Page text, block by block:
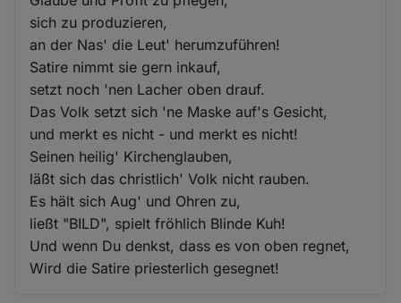
sich zu produzieren,
an der Nas' die Leut' herumzuführen!
Satire nimmt sie gern inkauf,
setzt noch 'nen Lacher oben drauf.
Das Volk setzt sich 'ne Maske auf's Gesicht,
und merkt es nicht - und merkt es nicht!
Seinen heilig' Kirchenglauben,
läßt sich das christlich' Volk nicht rauben.
Es hält sich Aug' und Ohren zu,
ließt "BILD", spielt fröhlich Blinde Kuh!
Und wenn Du denkst, dass es von oben regnet,
Wird die Satire priesterlich gesegnet!